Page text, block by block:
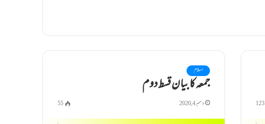
123
اسلام
جمعہ کا بیان قسط دوم
دسمبر 4, 2020 55